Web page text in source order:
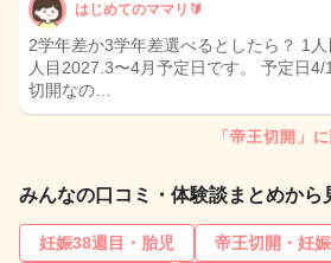
はじめてのママリ🔰
2学年差か3学年差選べるとしたら？ 1
人目2027.3〜4月予定日です。 予定日
切開なの…
「帝王切開」
みんなの口コミ・体験談まとめから
妊娠38週目・胎児
帝王切開・妊